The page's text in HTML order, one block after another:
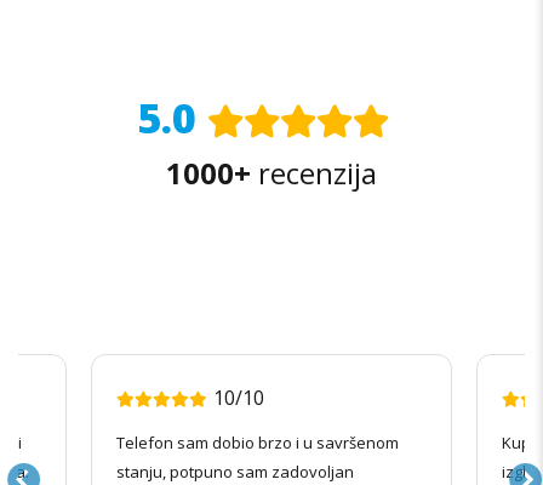
izabrane
na
stranici
proizvoda.
5.0
1000+ recenzija
10/10
Telefon sam dobio brzo i u savršenom
stanju, potpuno sam zadovoljan